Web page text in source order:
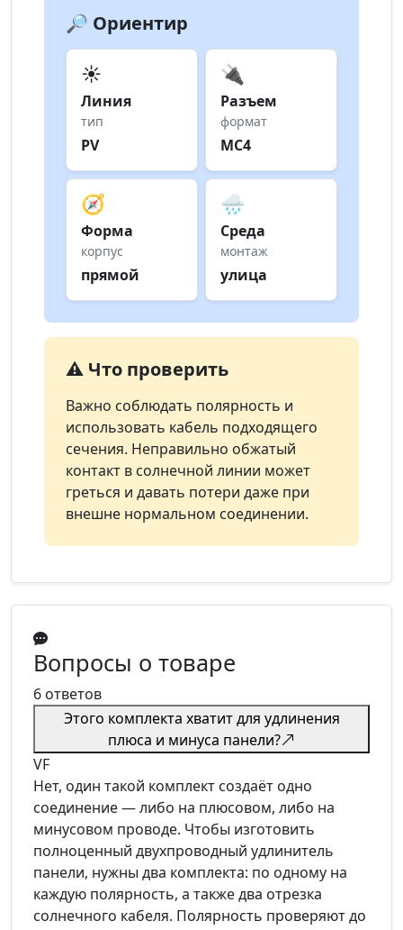
🔎 Ориентир
☀️
Линия
тип
PV
🔌
Разъем
формат
MC4
🧭
Форма
корпус
прямой
🌧️
Среда
монтаж
улица
⚠️ Что проверить
Важно соблюдать полярность и
использовать кабель подходящего
сечения. Неправильно обжатый
контакт в солнечной линии может
греться и давать потери даже при
внешне нормальном соединении.
Вопросы о товаре
6 ответов
Этого комплекта хватит для удлинения
плюса и минуса панели?
VF
Нет, один такой комплект создаёт одно
соединение — либо на плюсовом, либо на
минусовом проводе. Чтобы изготовить
полноценный двухпроводный удлинитель
панели, нужны два комплекта: по одному на
каждую полярность, а также два отрезка
солнечного кабеля. Полярность проверяют до